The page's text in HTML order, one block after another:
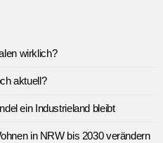
wirklich?
aktuell?
ein Industrieland bleibt
in NRW bis 2030 verändern